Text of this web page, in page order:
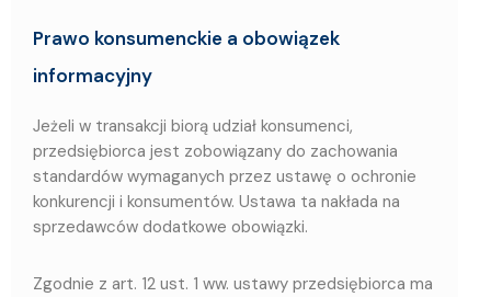
Prawo konsumenckie a obowiązek
informacyjny
Jeżeli w transakcji biorą udział konsumenci,
przedsiębiorca jest zobowiązany do zachowania
standardów wymaganych przez ustawę o ochronie
konkurencji i konsumentów. Ustawa ta nakłada na
sprzedawców dodatkowe obowiązki.
Zgodnie z art. 12 ust. 1 ww. ustawy przedsiębiorca ma